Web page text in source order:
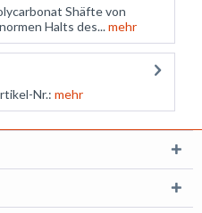
Shäfte von
Halts des...mehr
Nr.: mehr